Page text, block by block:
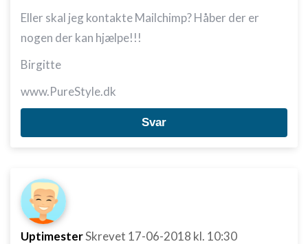
Eller skal jeg kontakte Mailchimp? Håber der er
nogen der kan hjælpe!!!
Birgitte
www.PureStyle.dk
Svar
UptimesterSkrevet 17-06-2018 kl. 10:30